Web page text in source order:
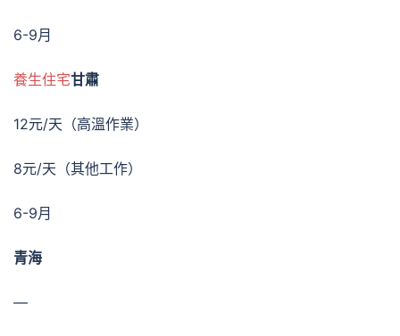
6-9月
養生住宅甘肅
12元/天（高溫作業）
8元/天（其他工作）
6-9月
青海
—